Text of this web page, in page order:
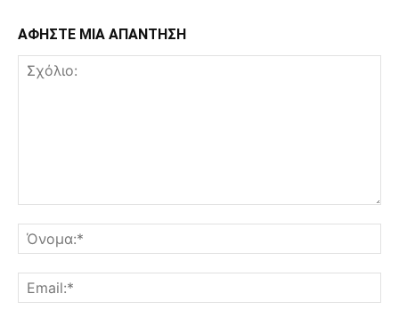
ΑΦΗΣΤΕ ΜΙΑ ΑΠΑΝΤΗΣΗ